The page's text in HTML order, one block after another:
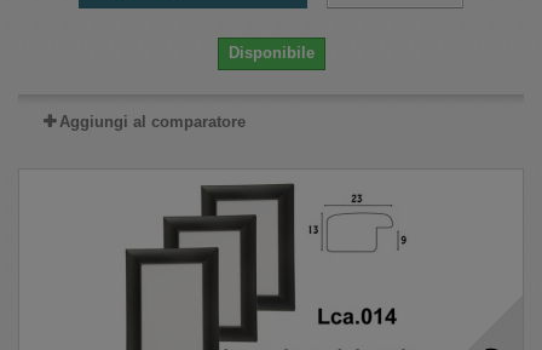
Disponibile
Aggiungi al comparatore